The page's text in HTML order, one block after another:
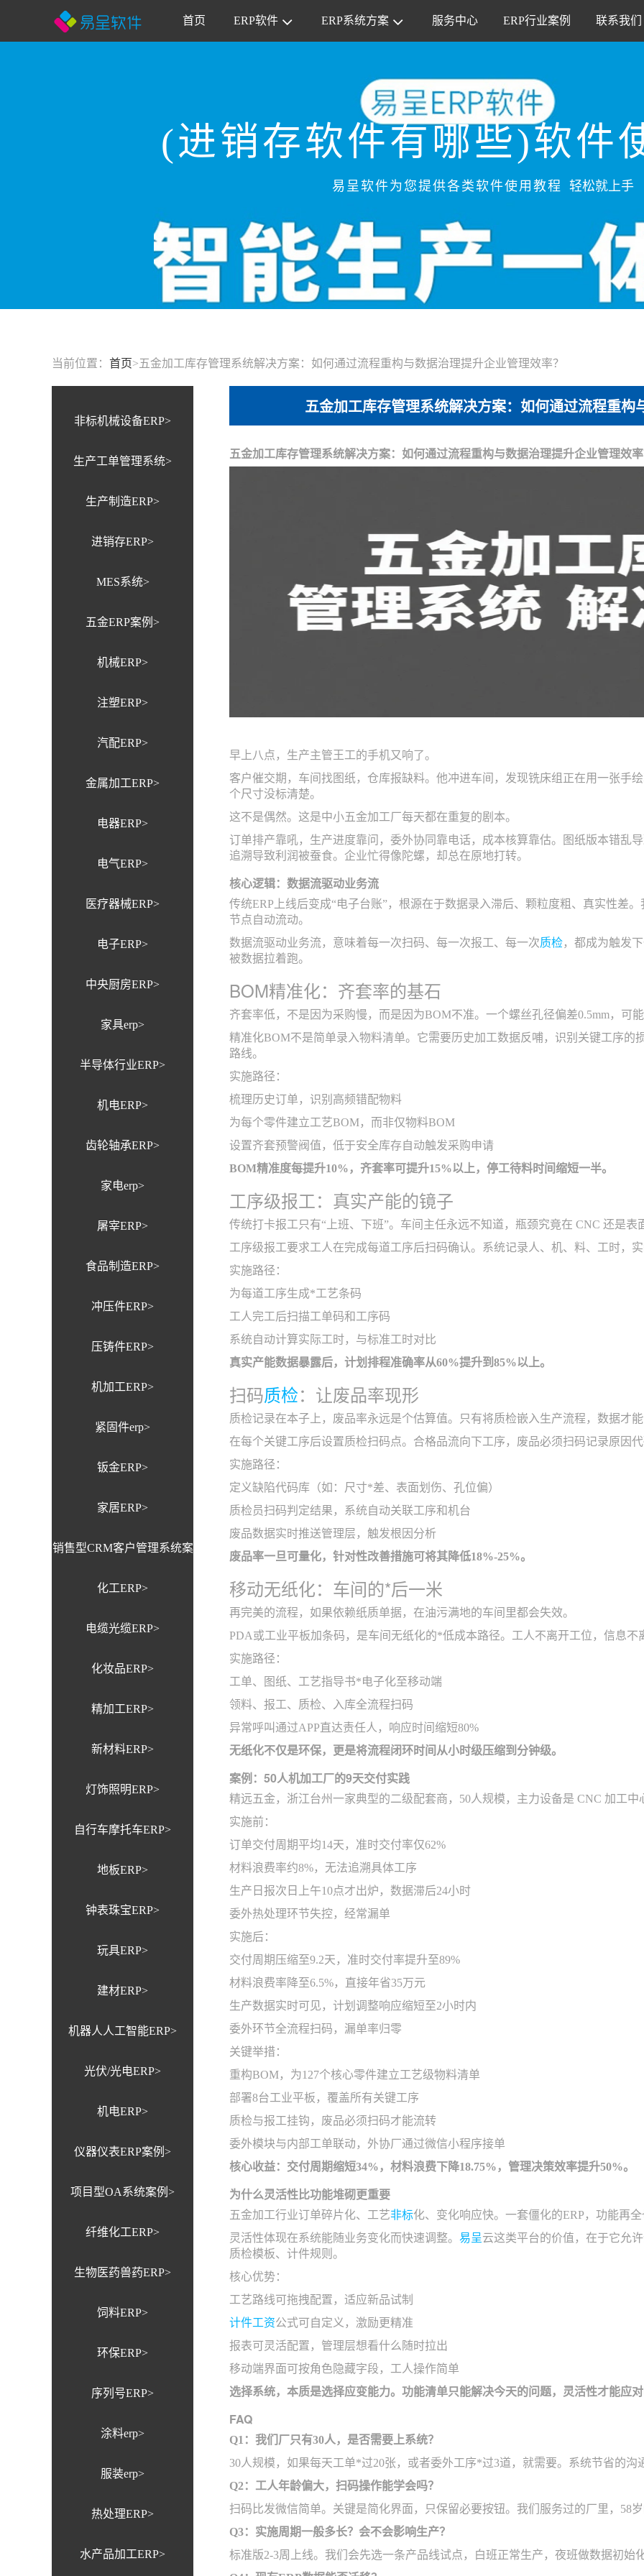
首页 ERP软件 ERP系统方案 服务中心 ERP行业案例 联系我们
(进销存软件有哪些)软件
易呈软件为您提供各类软件使用教程 轻松就上手
当前位置： 首页>五金加工库存管理系统解决方案：如何通过流程重构与数据治理提升企业管理效率？
非标机械设备ERP>
生产工单管理系统>
生产制造ERP>
进销存ERP>
MES系统>
五金ERP案例>
机械ERP>
注塑ERP>
汽配ERP>
金属加工ERP>
电器ERP>
电气ERP>
医疗器械ERP>
电子ERP>
中央厨房ERP>
家具erp>
半导体行业ERP>
机电ERP>
齿轮轴承ERP>
家电erp>
屠宰ERP>
食品制造ERP>
冲压件ERP>
压铸件ERP>
机加工ERP>
紧固件erp>
钣金ERP>
家居ERP>
销售型CRM客户管理系统案
例>
化工ERP>
电缆光缆ERP>
化妆品ERP>
精加工ERP>
新材料ERP>
灯饰照明ERP>
自行车摩托车ERP>
地板ERP>
钟表珠宝ERP>
玩具ERP>
建材ERP>
机器人人工智能ERP>
光伏/光电ERP>
机电ERP>
仪器仪表ERP案例>
项目型OA系统案例>
纤维化工ERP>
生物医药兽药ERP>
饲料ERP>
环保ERP>
序列号ERP>
涂料erp>
服装erp>
热处理ERP>
水产品加工ERP>
五金加工库存管理系统解决方案：如何通过流程重构
五金加工库存管理系统解决方案：如何通过流程重构与数据治理提升企业管理效率
早上八点，生产主管王工的手机又响了。
客户催交期，车间找图纸，仓库报缺料。他冲进车间，发现铣床组正在用一张
个尺寸没标清楚。
这不是偶然。这是中小五金加工厂每天都在重复的剧本。
订单排产靠吼，生产进度靠问，委外协同靠电话，成本核算靠估。图纸版本错乱
追溯导致利润被蚕食。企业忙得像陀螺，却总在原地打转。
核心逻辑：数据流驱动业务流
传统ERP上线后变成“电子台账”，根源在于数据录入滞后、颗粒度粗、真实性差
节点自动流动。
数据流驱动业务流，意味着每一次扫码、每一次报工、每一次质检，都成为触发
被数据拉着跑。
BOM精准化：齐套率的基石
齐套率低，不是因为采购慢，而是因为BOM不准。一个螺丝孔径偏差0.5mm，可
精准化BOM不是简单录入物料清单。它需要历史加工数据反哺，识别关键工序的
路线。
实施路径：
梳理历史订单，识别高频错配物料
为每个零件建立工艺BOM，而非仅物料BOM
设置齐套预警阀值，低于安全库存自动触发采购申请
BOM精准度每提升10%，齐套率可提升15%以上，停工待料时间缩短一半。
工序级报工：真实产能的镜子
传统打卡报工只有“上班、下班”。车间主任永远不知道，瓶颈究竟在 CNC 还是表
工序级报工要求工人在完成每道工序后扫码确认。系统记录人、机、料、工时，实
实施路径：
为每道工序生成*工艺条码
工人完工后扫描工单码和工序码
系统自动计算实际工时，与标准工时对比
真实产能数据暴露后，计划排程准确率从60%提升到85%以上。
扫码质检：让废品率现形
质检记录在本子上，废品率永远是个估算值。只有将质检嵌入生产流程，数据才能
在每个关键工序后设置质检扫码点。合格品流向下工序，废品必须扫码记录原因代
实施路径：
定义缺陷代码库（如：尺寸*差、表面划伤、孔位偏）
质检员扫码判定结果，系统自动关联工序和机台
废品数据实时推送管理层，触发根因分析
废品率一旦可量化，针对性改善措施可将其降低18%-25%。
移动无纸化：车间的*后一米
再完美的流程，如果依赖纸质单据，在油污满地的车间里都会失效。
PDA或工业平板加条码，是车间无纸化的*低成本路径。工人不离开工位，信息不
实施路径：
工单、图纸、工艺指导书*电子化至移动端
领料、报工、质检、入库全流程扫码
异常呼叫通过APP直达责任人，响应时间缩短80%
无纸化不仅是环保，更是将流程闭环时间从小时级压缩到分钟级。
案例：50人机加工厂的9天交付实践
精远五金，浙江台州一家典型的二级配套商，50人规模，主力设备是 CNC 加工中
实施前：
订单交付周期平均14天，准时交付率仅62%
材料浪费率约8%，无法追溯具体工序
生产日报次日上午10点才出炉，数据滞后24小时
委外热处理环节失控，经常漏单
实施后：
交付周期压缩至9.2天，准时交付率提升至89%
材料浪费率降至6.5%，直接年省35万元
生产数据实时可见，计划调整响应缩短至2小时内
委外环节全流程扫码，漏单率归零
关键举措：
重构BOM，为127个核心零件建立工艺级物料清单
部署8台工业平板，覆盖所有关键工序
质检与报工挂钩，废品必须扫码才能流转
委外模块与内部工单联动，外协厂通过微信小程序接单
核心收益：交付周期缩短34%，材料浪费下降18.75%，管理决策效率提升50%。
为什么灵活性比功能堆砌更重要
五金加工行业订单碎片化、工艺非标化、变化响应快。一套僵化的ERP，功能再全
灵活性体现在系统能随业务变化而快速调整。 易呈云这类平台的价值，在于它允
质检模板、计件规则。
核心优势：
工艺路线可拖拽配置，适应新品试制
计件工资公式可自定义，激励更精准
报表可灵活配置，管理层想看什么随时拉出
移动端界面可按角色隐藏字段，工人操作简单
选择系统，本质是选择应变能力。功能清单只能解决今天的问题，灵活性才能应对
FAQ
Q1：我们厂只有30人，是否需要上系统？
30人规模，如果每天工单*过20张，或者委外工序*过3道，就需要。系统节省的沟
Q2：工人年龄偏大，扫码操作能学会吗？
扫码比发微信简单。关键是简化界面，只保留必要按钮。我们服务过的厂里，58岁
Q3：实施周期一般多长？会不会影响生产？
标准版2-3周上线。我们会先选一条产品线试点，白班正常生产，夜班做数据初始